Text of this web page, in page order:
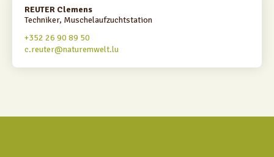
REUTER Clemens
Techniker, Muschelaufzuchtstation
+352 26 90 89 50
c.reuter@naturemwelt.lu